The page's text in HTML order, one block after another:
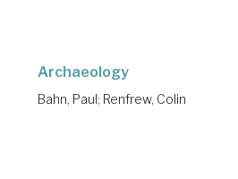
Archaeology
Bahn, Paul; Renfrew, Colin